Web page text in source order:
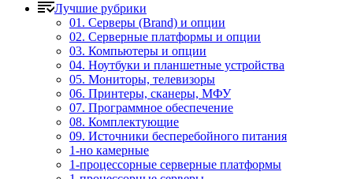
Лучшие рубрики
01. Серверы (Brand) и опции
02. Серверные платформы и опции
03. Компьютеры и опции
04. Ноутбуки и планшетные устройства
05. Мониторы, телевизоры
06. Принтеры, сканеры, МФУ
07. Программное обеспечение
08. Комплектующие
09. Источники бесперебойного питания
1-но камерные
1-процессорные серверные платформы